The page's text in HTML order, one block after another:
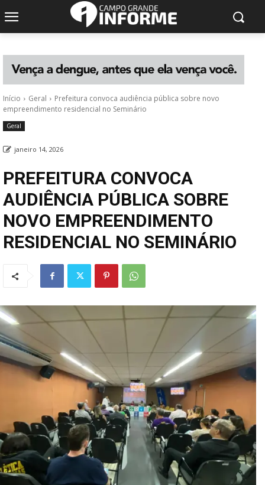
Início Geral
Prefeitura convoca audiência pública sobre novo
empreendimento residencial no Seminário
Geral
janeiro 14, 2026
PREFEITURA CONVOCA
AUDIÊNCIA PÚBLICA SOBRE
NOVO EMPREENDIMENTO
RESIDENCIAL NO SEMINÁRIO